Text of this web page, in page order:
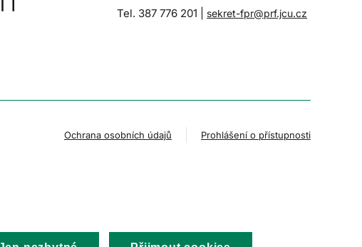
Tel. 387 776 201 | sekret-fpr@prf.jcu.cz
Ochrana osobních údajů Prohlášení o přístupnosti